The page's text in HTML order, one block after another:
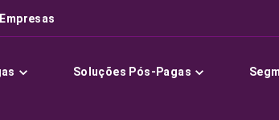
Soluções Pós-Pagas